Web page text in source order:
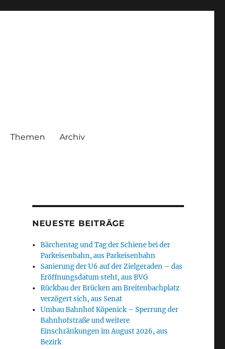
Themen Archiv
NEUESTE BEITRÄGE
Bärchentag und Tag der Schiene bei der
Parkeisenbahn, aus Parkeisenbahn
Sanierung der U6 auf der Zielgeraden – das
Eröffnungsdatum steht, aus BVG
Rückbau der Brücken am Breitenbachplatz
verzögert sich, aus Senat
Umbau Bahnhof Köpenick – Sperrung der
Bahnhofstraße und weitere
Einschränkungen im August 2026, aus
Bezirk